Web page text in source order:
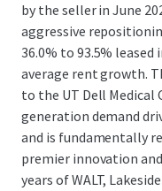
by the seller in June
aggressive
36.0% to 93.5%
average rent growth.
to the UT Dell Medical
generation demand
and is fundamentally
premier innovation
years of WALT,